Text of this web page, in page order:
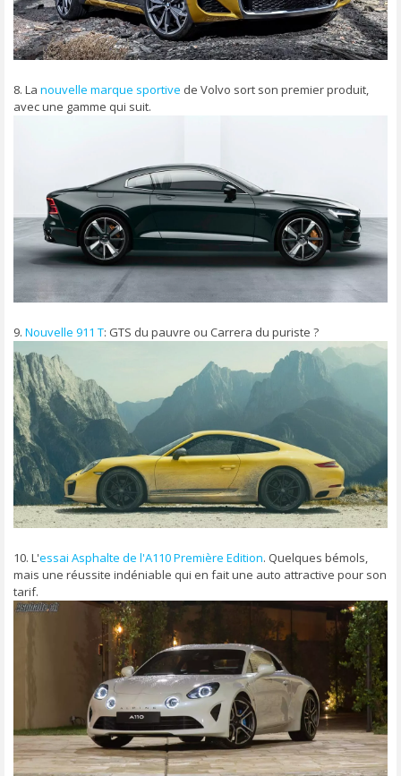
8. La nouvelle marque sportive de Volvo sort son premier produit,
avec une gamme qui suit.
9. Nouvelle 911 T: GTS du pauvre ou Carrera du puriste ?
10. L'essai Asphalte de l'A110 Première Edition. Quelques bémols,
mais une réussite indéniable qui en fait une auto attractive pour son
tarif.